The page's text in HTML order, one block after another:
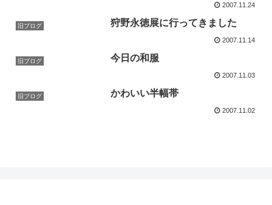
2007.11.24
旧ブログ 狩野永徳展に行ってきました
2007.11.14
旧ブログ 今日の和服
2007.11.03
旧ブログ かわいい半幅帯
2007.11.02